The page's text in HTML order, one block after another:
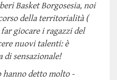
Basket Borgosesia, noi
della territorialità (
giocare i ragazzi del
nuovi talenti: è
di sensazionale!
hanno detto molto -